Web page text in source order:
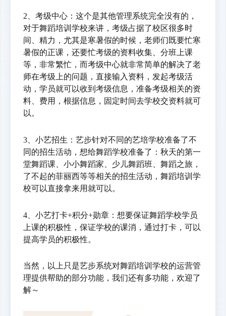
2、考级中心：这个是其他管理系统完全没有的，
对于舞蹈培训学校来讲，考级占据了校区很多时
间、精力，尤其是寒暑假的时候，老师们既要忙寒
暑假的正课，还要忙考级的资料收集、分班上课
等，非常繁忙，而考级中心就非常简单的解决了老
师在考级上的问题，直接输入资料，发起考级活
动，学员就可以收到考级信息，准备考级相关的资
料、费用，根据信息，固定时间去学校交资料就可
以。
3、小艺招生：艺步针对不同的艺培学校准备了不
同的招生活动，想给舞蹈学校准备了：秋天的第一
堂舞蹈课、小小舞蹈家、少儿舞蹈班、舞蹈之旅，
了不起的菲丽西等等相关的招生活动，舞蹈培训学
校可以直接拿来用就可以。
4、小艺打卡+积分+勋章：想要保证舞蹈学校学员
上课的积极性，保证学校的课消，通过打卡，可以
提高学员的积极性。
当然，以上只是艺步系统对舞蹈培训学校的运营管
理提供帮助的部分功能，我们还有多功能，欢迎了
解～